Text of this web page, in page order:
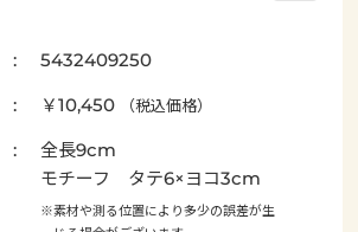
5432409250
￥10,450 （税込価格）
全長9cm
モチーフ タテ6×ヨコ3cm
※素材や測る位置により多少の誤差が生